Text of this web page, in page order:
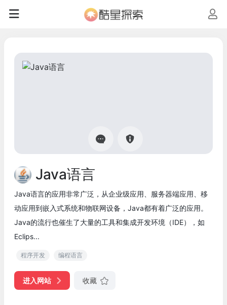
Java语言
Java语言的应用非常广泛，从企业级应用、服务器端应用、移
动应用到嵌入式系统和物联网设备，Java都有着广泛的应用。
Java的流行也催生了大量的工具和集成开发环境（IDE），如
Eclips...
程序开发 编程语言
进入网站 收藏